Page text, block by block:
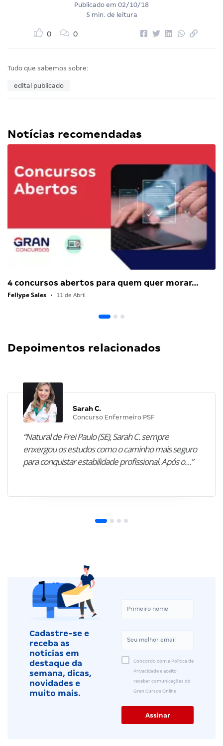
Publicado em 02/10/18
5 min. de leitura
0 0
Tudo que sabemos sobre:
edital publicado
Notícias recomendadas
4 concursos abertos para quem quer morar…
Fellype Sales • 11 de Abril
Depoimentos relacionados
Sarah C.
Concurso Enfermeiro PSF
“Natural de Frei Paulo (SE), Sarah C. sempre
enxergou os estudos como o caminho mais seguro
para conquistar estabilidade profissional. Após o…”
Cadastre-se e
receba as
notícias em
destaque da
semana, dicas,
novidades e
muito mais.
Concordo com a Política de
Privacidade e aceito
receber comunicações do
Gran Cursos Online.